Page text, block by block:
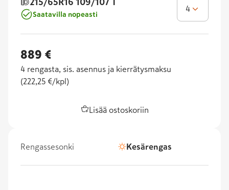
215/65R16 109/107 T
Saatavilla nopeasti
4
889 €
4 rengasta, sis. asennus ja kierrätysmaksu
(222,25 €/kpl )
Lisää ostoskoriin
Rengassesonki Kesärengas